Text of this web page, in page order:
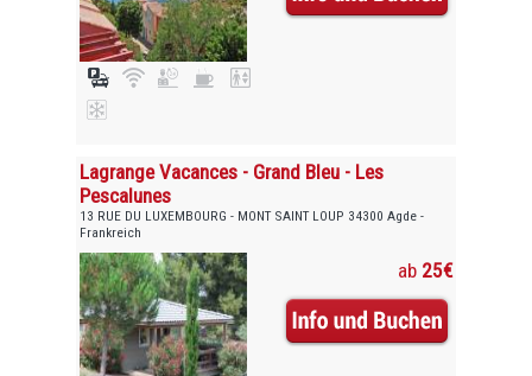
Lagrange Vacances - Grand Bleu - Les
Pescalunes
13 RUE DU LUXEMBOURG - MONT SAINT LOUP 34300 Agde -
Frankreich
ab 25€